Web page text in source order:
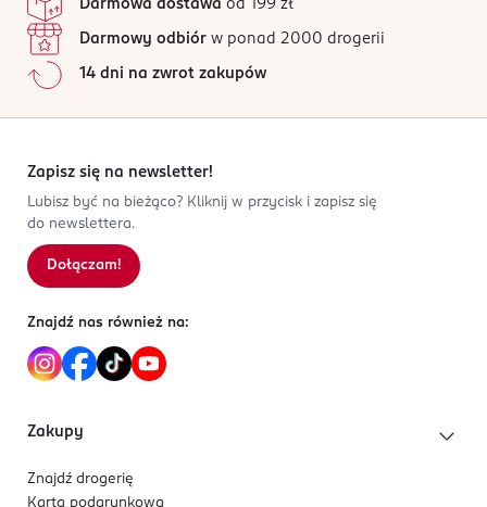
oczy. Łatwopalna ciecz.
PRODUCENT/PODMIOT ODPOWIEDZIALNY
Beauty Gallery Trade Sp. z o.o.
Kod EAN
3 700358 217255
Darmowa dostawa od 199 zł
Darmowy odbiór w ponad 2000 drogerii
14 dni na zwrot zakupów
Zapisz się na newsletter!
Lubisz być na bieżąco? Kliknij w przycisk i zapisz się
do newslettera.
Dołączam!
Znajdź nas również na:
Zakupy
Znajdź drogerię
Karta podarunkowa